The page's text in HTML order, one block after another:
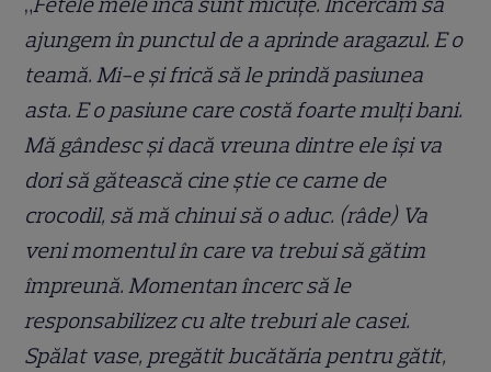
ajungem în punctul de a aprinde aragazul. E o
teamă. Mi-e și frică să le prindă pasiunea
asta. E o pasiune care costă foarte mulți bani.
Mă gândesc și dacă vreuna dintre ele își va
dori să gătească cine știe ce carne de
crocodil, să mă chinui să o aduc. (râde) Va
veni momentul în care va trebui să gătim
împreună. Momentan încerc să le
responsabilizez cu alte treburi ale casei.
Spălat vase, pregătit bucătăria pentru gătit,